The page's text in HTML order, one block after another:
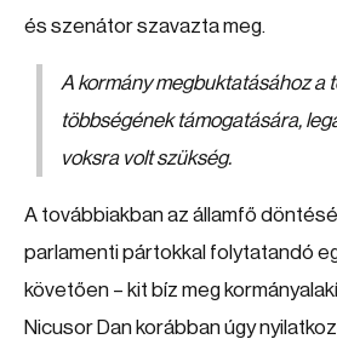
és szenátor szavazta meg.
A kormány megbuktatásához a
többségének támogatására,
voksra volt szükség.
A továbbiakban az államfő
parlamenti pártokkal folytatandó
követően – kit bíz meg
Nicusor Dan korábban úgy